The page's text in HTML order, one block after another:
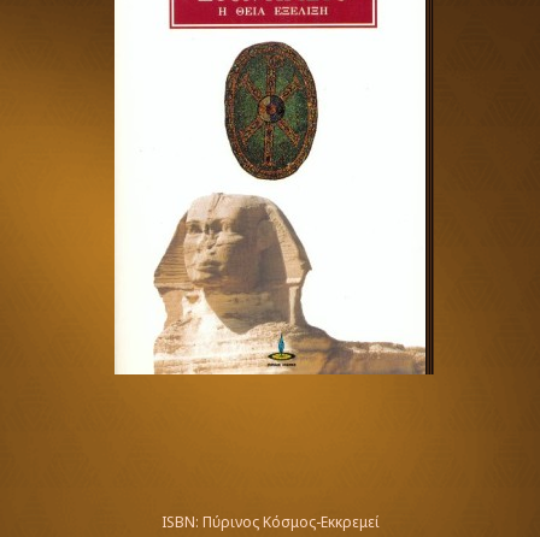
ISBN: Πύρινος Κόσμος-Εκκρεμεί